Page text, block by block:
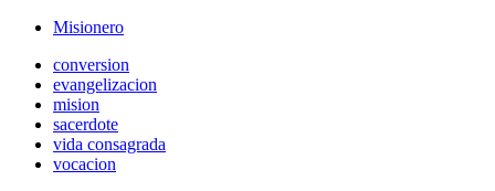
Misionero
conversion
evangelizacion
mision
sacerdote
vida consagrada
vocacion